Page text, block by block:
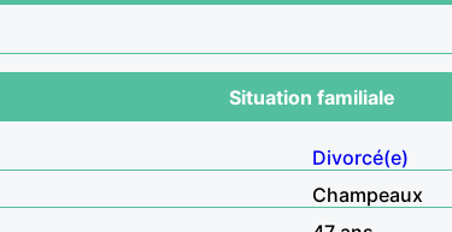
Situation familiale
Divorcé(e)
Champeaux